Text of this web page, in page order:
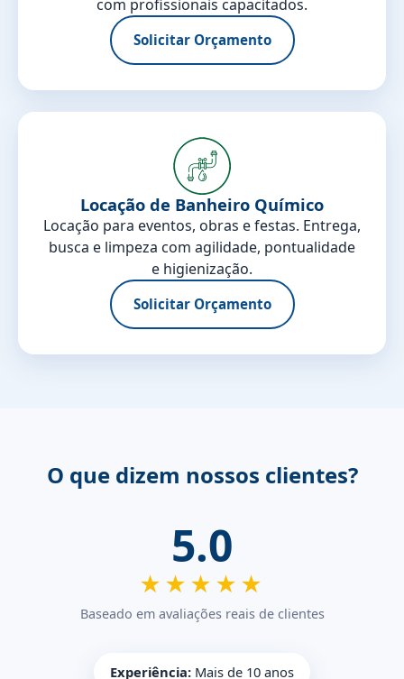
com profissionais capacitados.
Solicitar Orçamento
Locação de Banheiro Químico
Locação para eventos, obras e festas. Entrega,
busca e limpeza com agilidade, pontualidade
e higienização.
Solicitar Orçamento
O que dizem nossos clientes?
5.0
★★★★★
Baseado em avaliações reais de clientes
Experiência: Mais de 10 anos